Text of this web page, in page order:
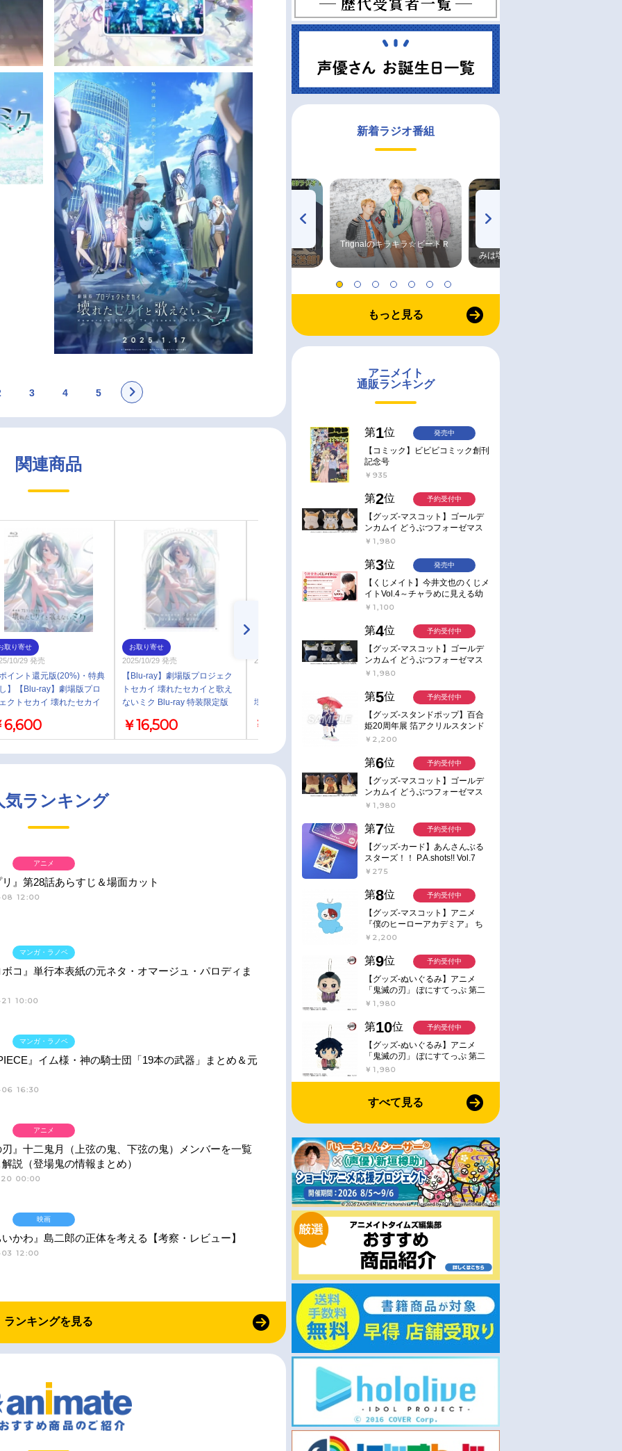
3 4 5
関連商品
取り寄せ
10/29 発売
イント還元版(20%)・特典
】【Blu-ray】劇場版プロ
クトセカイ 壊れたセカイ
6,600
お取り寄せ
2025/10/29 発売
【Blu-ray】劇場版プロジェク
トセカイ 壊れたセカイと歌え
ないミク Blu-ray 特装限定版
￥16,500
2025年09月 中 発売予定
壊れたセカイと歌えないミク」
2ポケットクリアファイル “東
雲 彰人”
￥770
通常
2026年05月 中 発売予定
【アクションフィギュア】劇場
版プロジェクトセカイ 壊れた
セカイと歌えないミク ねんど
ろいど 初音ミク 開かれた窓の
セカイVer.
￥5,831
気ランキング
』第28話あらすじ＆場面カット
12:00
アニメ
コ』単行本表紙の元ネタ・オマージュ・パロディま
10:00
マンガ・ラノベ
』イム様・神の騎士団「19本の武器」まとめ＆元
16:30
マンガ・ラノベ
』十二鬼月（上弦の鬼、下弦の鬼）メンバーを一覧
説（登場鬼の情報まとめ）
00:00
アニメ
かわ』島二郎の正体を考える【考察・レビュー】
12:00
映画
ランキングを見る
新着ラジオ番組
TVアニメ『戦隊大失格』
radio 大直会 2nd season
ハイキュー!! 烏野高校放送部! Trignalのキラキラ☆ビートＲ
みは塩だけ
もっと見る
アニメイト
通販ランキング
第1位
【コミック】ビビビコミック創刊
記念号
￥935
発売中
第2位
【グッズ-マスコット】ゴールデ
ンカムイ どうぶつフォーゼマス
コット 4.尾形百之助【再販】
￥1,980
予約受付中
第3位
【くじメイト】今井文也のくじメ
イトVol.4～チャラめに見える幼
馴染、実は一途で独占欲が強いん
￥1,100
発売中
第4位
【グッズ-マスコット】ゴールデ
ンカムイ どうぶつフォーゼマス
コット 5.月島軍曹【再販】
￥1,980
予約受付中
第5位
【グッズ-スタンドポップ】百合
姫20周年展 箔アクリルスタンド
E：あおのなち
￥2,200
予約受付中
第6位
【グッズ-マスコット】ゴールデ
ンカムイ どうぶつフォーゼマス
コット 6.鯉登少尉【再販】
￥1,980
予約受付中
第7位
【グッズ-カード】あんさんぶる
スターズ！！ P.A.shots!! Vol.7
Action
￥275
予約受付中
第8位
【グッズ-マスコット】アニメ
『僕のヒーローアカデミア』 ち
みけもますこっと 7.轟凍焦
￥2,200
予約受付中
第9位
【グッズ-ぬいぐるみ】アニメ
「鬼滅の刃」 ぽにすてっぷ 第二
弾 不死川 玄弥
￥1,980
予約受付中
第10位
【グッズ-ぬいぐるみ】アニメ
「鬼滅の刃」 ぽにすてっぷ 第二
弾 冨岡 義勇
￥1,980
予約受付中
すべて見る